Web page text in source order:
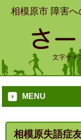
相模原市 障害
文字サイ
MENU
相模原失語症